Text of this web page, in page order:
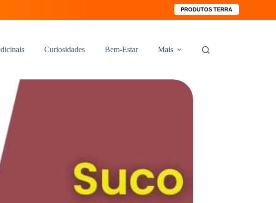
PRODUTOS TERRA
Curiosidades Bem-Estar Mais